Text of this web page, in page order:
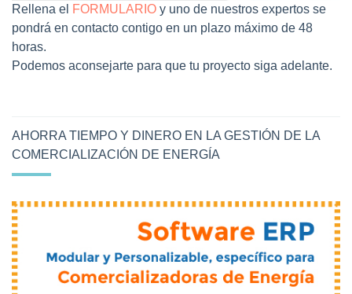
Rellena el FORMULARIO y uno de nuestros expertos se
pondrá en contacto contigo en un plazo máximo de 48
horas.
Podemos aconsejarte para que tu proyecto siga adelante.
AHORRA TIEMPO Y DINERO EN LA GESTIÓN DE LA
COMERCIALIZACIÓN DE ENERGÍA